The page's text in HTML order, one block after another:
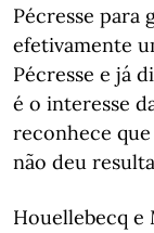
Pécresse para
efetivamente
Pécresse e já
é o interesse
reconhece
não deu
Houellebecq e